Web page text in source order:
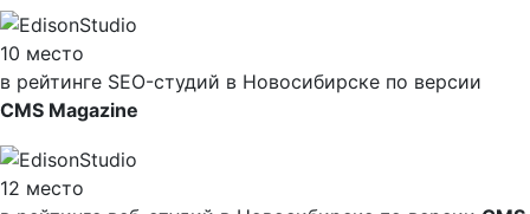
10 место
в рейтинге SEO-студий в Новосибирске по версии
CMS Magazine
12 место